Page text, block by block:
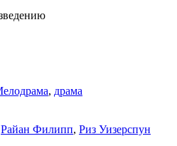
, драма
Райан Филипп, Риз Уизерспун